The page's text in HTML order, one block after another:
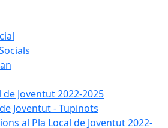
de Joventut 2022-2025
Joventut - Tupinots
al Pla Local de Joventut 2022-